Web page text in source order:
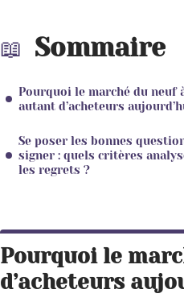
Sommaire
Pourquoi le marché du neuf
autant d’acheteurs
Se poser les bonnes
signer : quels critères
les regrets ?
Pourquoi le
d’acheteurs